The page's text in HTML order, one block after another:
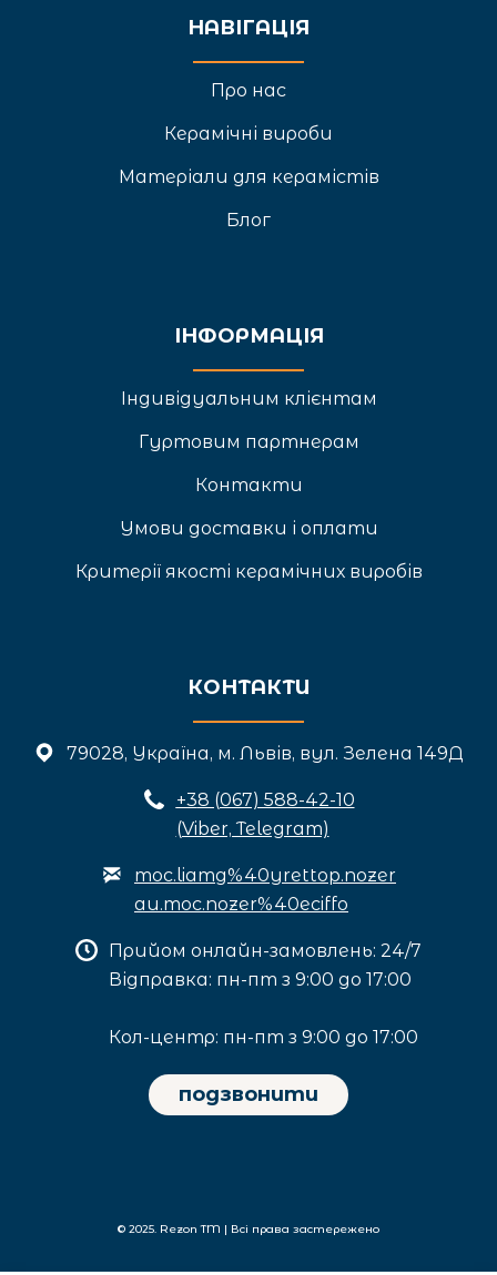
НАВІГАЦІЯ
Про нас
Керамічні вироби
Матеріали для керамістів
Блог
ІНФОРМАЦІЯ
Індивідуальним клієнтам
Гуртовим партнерам
Контакти
Умови доставки і оплати
Критерії якості керамічних виробів
КОНТАКТИ
79028, Україна, м. Львів, вул. Зелена 149Д
+38 (067) 588-42-10
(Viber, Telegram)
moc.liamg%40yrettop.nozer
au.moc.nozer%40eciffo
Прийом онлайн-замовлень: 24/7
Відправка: пн-пт з 9:00 до 17:00
Кол-центр: пн-пт з 9:00 до 17:00
подзвонити
© 2025. Rezon TM | Всі права застережено